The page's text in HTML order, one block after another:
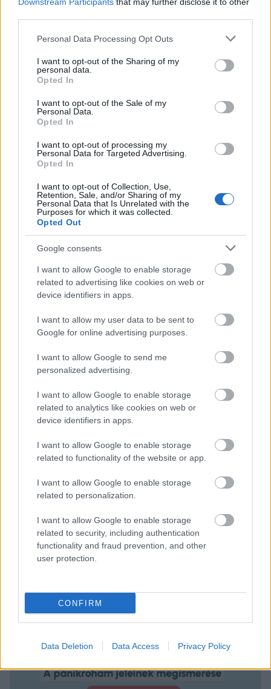
Please note that this website/app uses one or more Google
not limited to your visit or usage behaviour. You may click to
grant or deny consent to Google and its third-party tags to
use your data for below specified purposes in below Google
consent section.
Personal Data Processing Opt Outs
I want to opt-out of the Sharing of my
personal data.
Opted In
I want to opt-out of the Sale of my
Personal Data.
Opted In
I want to opt-out of processing my
Personal Data for Targeted Advertising.
Opted In
I want to opt-out of Collection, Use,
Retention, Sale, and/or Sharing of my
Personal Data that Is Unrelated with the
Purposes for which it was collected.
Opted Out
Google consents
I want to allow Google to enable storage
related to advertising like cookies on web or
device identifiers in apps.
I want to allow my user data to be sent to
Google for online advertising purposes.
I want to allow Google to send me
personalized advertising.
I want to allow Google to enable storage
related to analytics like cookies on web or
device identifiers in apps.
I want to allow Google to enable storage
related to functionality of the website or app.
I want to allow Google to enable storage
related to personalization.
I want to allow Google to enable storage
related to security, including authentication
functionality and fraud prevention, and other
user protection.
CONFIRM
Data Deletion Data Access Privacy Policy
még kiírtuk A Divat tárgy
pályázatot is, melyen a
divat jelenségeinek a megváltozására kell felhívni a
figyelmet a benyújtott alkotásokkal. Az online
Kortárs Művészeti Központtámogatja. A pályázati
kiírás szerint a tárgyaknak a MODEM-ben található
weboldalát, a vizuális elemeket is mind
egyetemisták tervezik. Két nagy missziót látok
ebben a projektben, egyrészt, hogy Debrecenbe
behozzuk a divatot és megmutassuk, hogy
mennyire izgalmas jelenség, mennyire nem az, ami
a köztudatban van, a másik pedig, hogy a pályájukon
elindulni akaró diákokat támogassuk abban, hogy
kapnak egy olyan felületet, ahol ki tudják magukat
próbálni.
Május 6-án csütörtökön kövessétek az eseményt a
facebook.com/fashionfestivaldebrecen oldalon!